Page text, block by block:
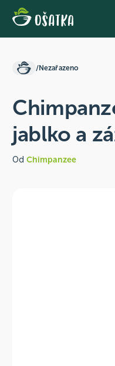
/Nezařazeno
jablko a
Od Chimpanzee